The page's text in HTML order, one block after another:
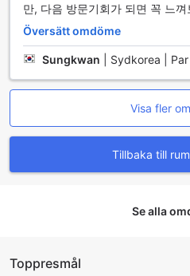
만, 다음 방문기회가 되면 꼭 느껴
Översätt omdöme
Sungkwan Sydkorea | Par
Visa fler
Tillbaka till
Se alla
Toppresmål